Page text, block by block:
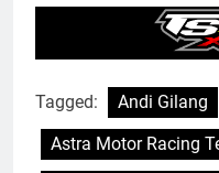
Tagged: Andi Gilang
Astra Motor Racing